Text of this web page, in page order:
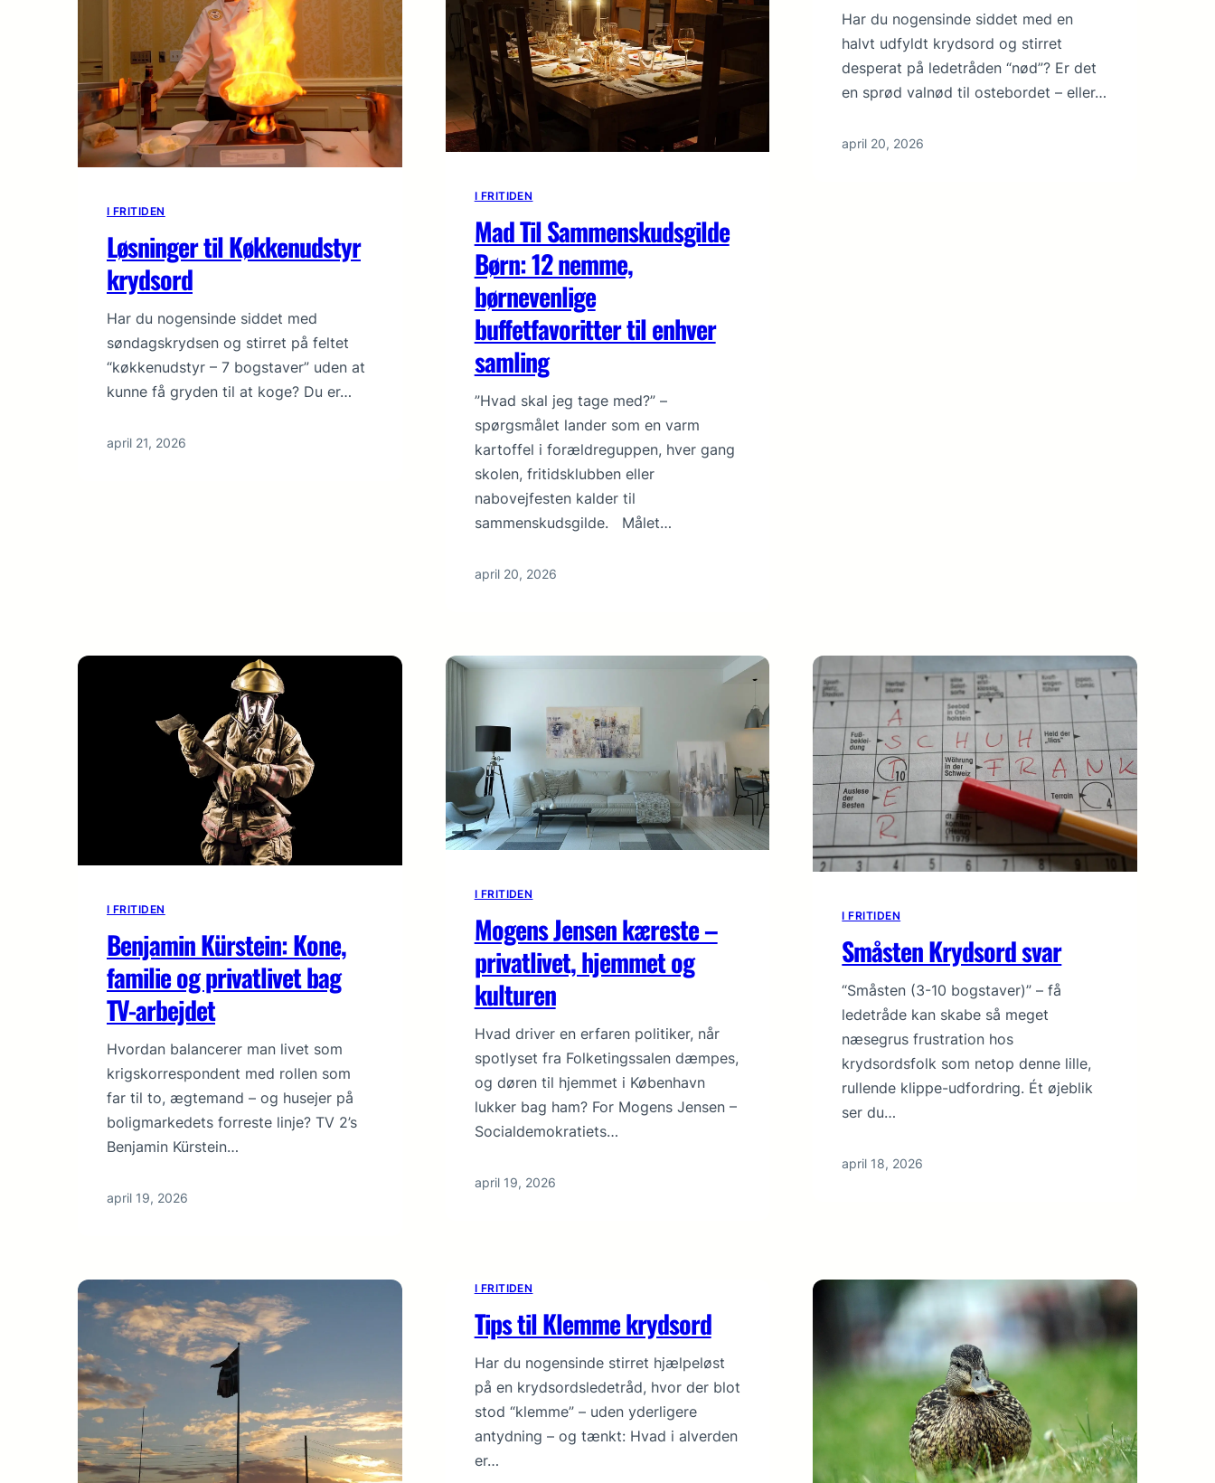
I FRITIDEN
Løsninger til Køkkenudstyr
krydsord
Har du nogensinde siddet med
søndagskrydsen og stirret på feltet
“køkkenudstyr – 7 bogstaver” uden at
kunne få gryden til at koge? Du er…
april 21, 2026
I FRITIDEN
Mad Til Sammenskudsgilde
Børn: 12 nemme,
børnevenlige
buffetfavoritter til enhver
samling
”Hvad skal jeg tage med?” –
spørgsmålet lander som en varm
kartoffel i forældreguppen, hver gang
skolen, fritidsklubben eller
nabovejfesten kalder til
sammenskudsgilde. Målet…
april 20, 2026
Har du nogensinde siddet med en
halvt udfyldt krydsord og stirret
desperat på ledetråden “nød”? Er det
en sprød valnød til ostebordet – eller…
april 20, 2026
I FRITIDEN
Benjamin Kürstein: Kone,
familie og privatlivet bag
TV-arbejdet
Hvordan balancerer man livet som
krigskorrespondent med rollen som
far til to, ægtemand – og husejer på
boligmarkedets forreste linje? TV 2’s
Benjamin Kürstein…
april 19, 2026
I FRITIDEN
Mogens Jensen kæreste –
privatlivet, hjemmet og
kulturen
Hvad driver en erfaren politiker, når
spotlyset fra Folketingssalen dæmpes,
og døren til hjemmet i København
lukker bag ham? For Mogens Jensen –
Socialdemokratiets…
april 19, 2026
I FRITIDEN
Småsten Krydsord svar
“Småsten (3-10 bogstaver)” – få
ledetråde kan skabe så meget
næsegrus frustration hos
krydsordsfolk som netop denne lille,
rullende klippe-udfordring. Ét øjeblik
ser du…
april 18, 2026
I FRITIDEN
Tips til Klemme krydsord
Har du nogensinde stirret hjælpeløst
på en krydsordsledetråd, hvor der blot
stod “klemme” – uden yderligere
antydning – og tænkt: Hvad i alverden
er…